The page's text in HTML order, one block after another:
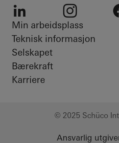
LinkedIn Instagram
Min arbeidsplass
Teknisk informasjon
Selskapet
Bærekraft
Karriere
© 2025 Schüco
Ansvarlig